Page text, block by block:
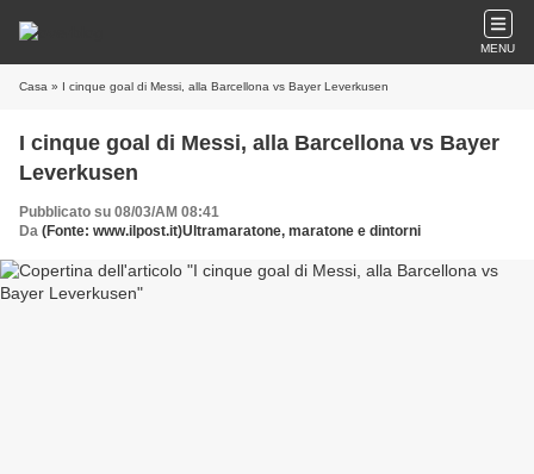
MENU
Casa » I cinque goal di Messi, alla Barcellona vs Bayer Leverkusen
I cinque goal di Messi, alla Barcellona vs Bayer
Leverkusen
Pubblicato su 08/03/AM 08:41
Da (Fonte: www.ilpost.it)Ultramaratone, maratone e dintorni